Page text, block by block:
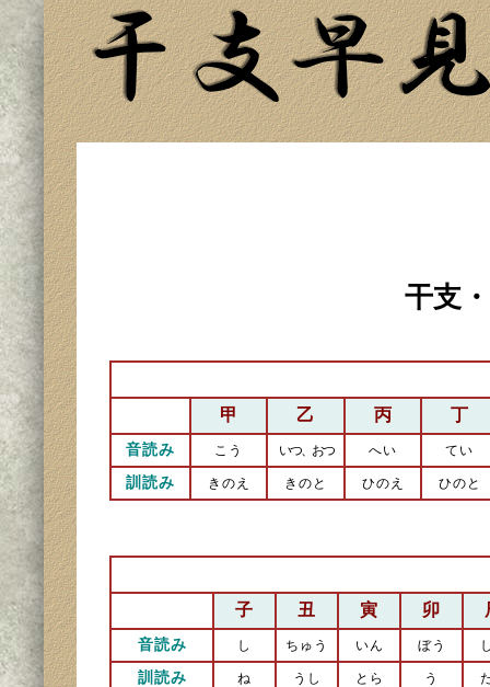
干支
甲 乙 丙 丁
音読み こう いつ、おつ へい てい
訓読み きのえ きのと ひのえ ひのと
子 丑 寅 卯
音読み し ちゅう いん ぼう
訓読み ね うし とら う